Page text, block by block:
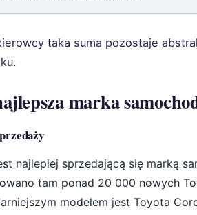
taka suma pozostaje
marka
najlepiej sprzedającą się marką
tam ponad 20 000 nowych
modelem jest Toyota